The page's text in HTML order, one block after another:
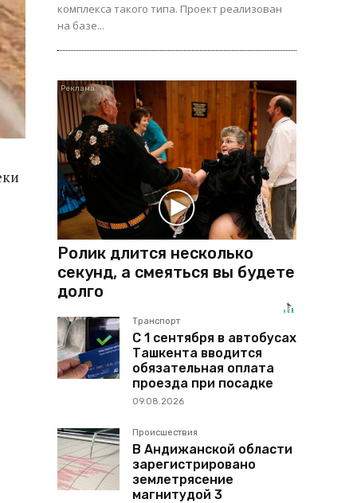
комплекса такого типа. Проект реализован
на базе...
Ролик длится несколько
секунд, а смеяться вы будете
долго
Транспорт
С 1 сентября в автобусах
Ташкента вводится
обязательная оплата
проезда при посадке
09.08.2026
Происшествия
В Андижанской области
зарегистрировано
землетрясение
магнитудой 3